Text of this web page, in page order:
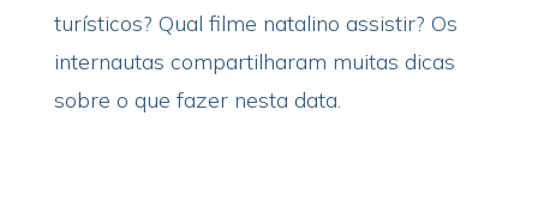
turísticos? Qual filme natalino assistir? Os
internautas compartilharam muitas dicas
sobre o que fazer nesta data.